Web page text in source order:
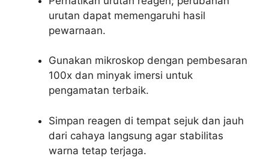
urutan dapat memengaruhi hasil
pewarnaan.
Gunakan mikroskop dengan pembesaran
100x dan minyak imersi untuk
pengamatan terbaik.
Simpan reagen di tempat sejuk dan jauh
dari cahaya langsung agar stabilitas
warna tetap terjaga.